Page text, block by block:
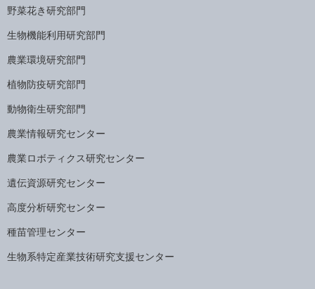
野菜花き研究部門
生物機能利用研究部門
農業環境研究部門
植物防疫研究部門
動物衛生研究部門
農業情報研究センター
農業ロボティクス研究センター
遺伝資源研究センター
高度分析研究センター
種苗管理センター
生物系特定産業技術研究支援センター